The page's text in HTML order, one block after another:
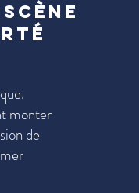
monter
de